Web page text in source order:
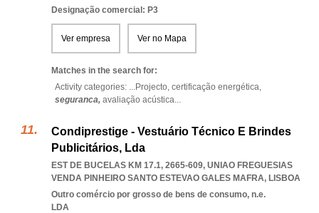
Designação comercial: P3
Ver empresa Ver no Mapa
Matches in the search for:
Activity categories: ...Projecto, certificação energética,
seguranca, avaliação acústica...
Condiprestige - Vestuário Técnico E Brindes
Publicitários, Lda
EST DE BUCELAS KM 17.1, 2665-609, UNIAO FREGUESIAS
VENDA PINHEIRO SANTO ESTEVAO GALES MAFRA, LISBOA
Outro comércio por grosso de bens de consumo, n.e.
LDA